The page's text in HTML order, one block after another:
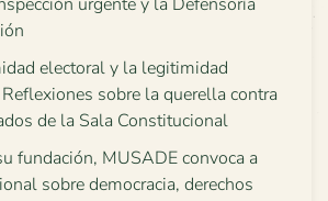
electoral y la legitimidad
sobre la querella contra
de la Sala Constitucional
fundación, MUSADE convoca a
sobre democracia, derechos